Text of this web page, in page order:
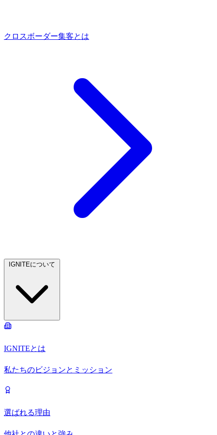
クロスボーダー集客とは
IGNITEとは
私たちのビジョンとミッション
選ばれる理由